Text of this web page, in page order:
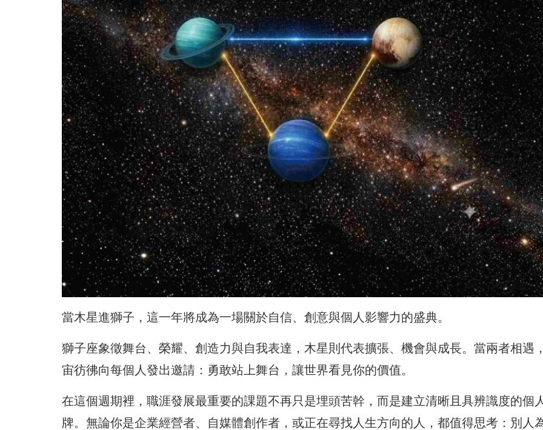
當木星進獅子，這一年將成為一場關於自信、創意與個人影響力的盛典。
獅子座象徵舞台、榮耀、創造力與自我表達，木星則代表擴張、機會與成長。當兩者相遇
宙彷彿向每個人發出邀請：勇敢站上舞台，讓世界看見你的價值。
在這個週期裡，職涯發展最重要的課題不再只是埋頭苦幹，而是建立清晰且具辨識度的個
牌。無論你是企業經營者、自媒體創作者，或正在尋找人生方向的人，都值得思考：別人